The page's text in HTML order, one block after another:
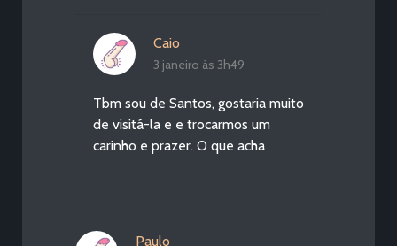
Caio
3 janeiro às 3h49
Tbm sou de Santos, gostaria muito
de visitá-la e e trocarmos um
carinho e prazer. O que acha
Paulo